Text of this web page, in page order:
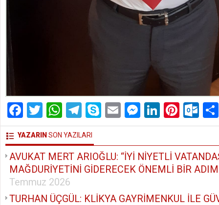
Facebook
Twitter
WhatsApp
Telegram
SkypeEmailMessenger
LinkedIn
YAZARIN SON YAZILARI
AVUKAT MERT ARIOĞLU: “İYİ NİYETLİ
MAĞDURİYETİNİ GİDERECEK ÖNEMLİ BİR
Temmuz 2026
TURHAN ÜÇGÜL: KLİKYA GAYRİMENKUL İLE